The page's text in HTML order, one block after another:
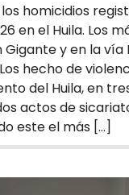
homicidios
en el Huila. Los
y en la vía
hecho de
del Huila, en
actos de
este el más […]